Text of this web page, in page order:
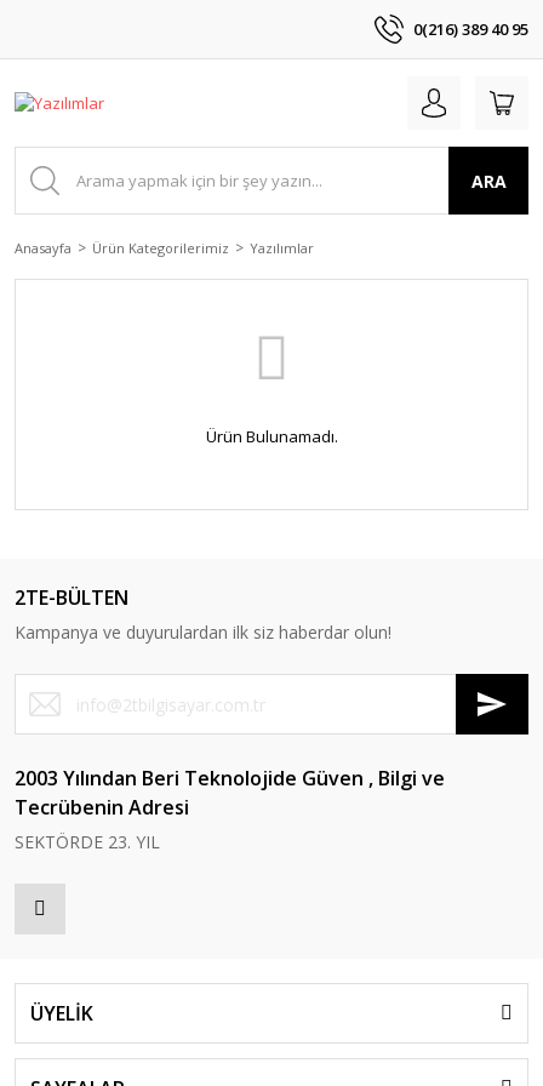
0(216) 389 40 95
ARA
Anasayfa Ürün Kategorilerimiz Yazılımlar
Ürün Bulunamadı.
2TE-BÜLTEN
Kampanya ve duyurulardan ilk siz haberdar olun!
2003 Yılından Beri Teknolojide Güven , Bilgi ve
Tecrübenin Adresi
SEKTÖRDE 23. YIL
ÜYELİK